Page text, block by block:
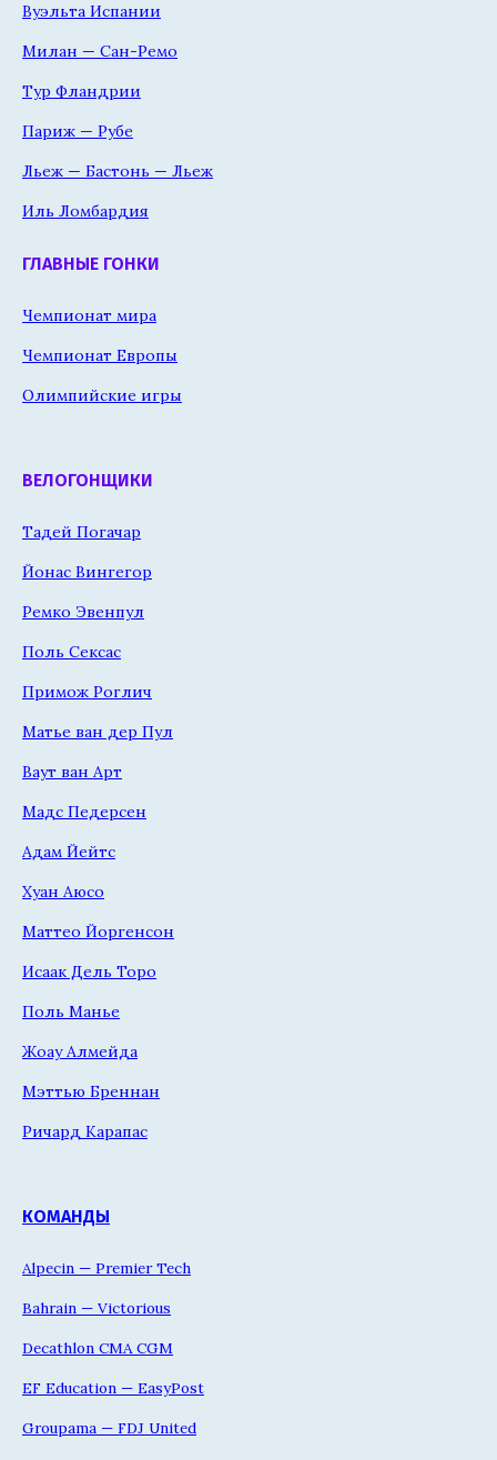
Вуэльта Испании
Милан — Сан-Ремо
Тур Фландрии
Париж — Рубе
Льеж — Бастонь — Льеж
Иль Ломбардия
ГЛАВНЫЕ ГОНКИ
Чемпионат мира
Чемпионат Европы
Олимпийские игры
ВЕЛОГОНЩИКИ
Тадей Погачар
Йонас Вингегор
Ремко Эвенпул
Поль Сексас
Примож Роглич
Матье ван дер Пул
Ваут ван Арт
Мадс Педерсен
Адам Йейтс
Хуан Аюсо
Маттео Йоргенсон
Исаак Дель Торо
Поль Манье
Жоау Алмейда
Мэттью Бреннан
Ричард Карапас
КОМАНДЫ
Alpecin — Premier Tech
Bahrain — Victorious
Decathlon CMA CGM
EF Education — EasyPost
Groupama — FDJ United